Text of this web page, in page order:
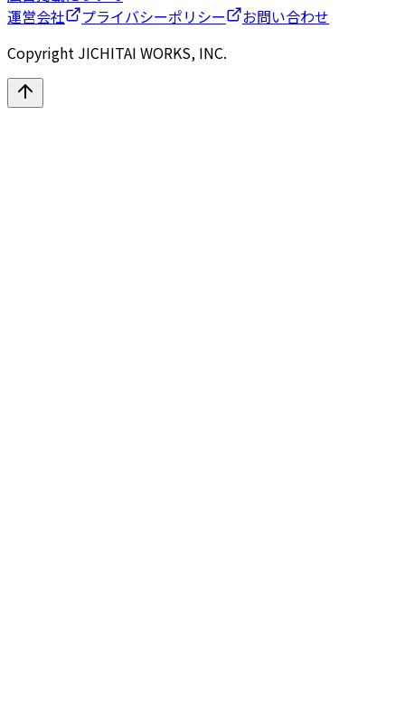
運営会社
プライバシーポリシー
お問い合わせ
Copyright JICHITAI WORKS, INC.